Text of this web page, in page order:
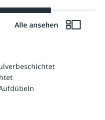
Alle ansehen